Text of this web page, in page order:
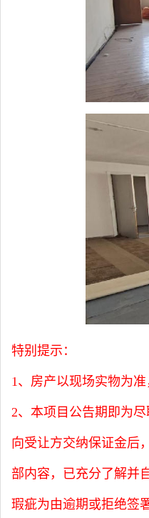
特别提示：
1、 房产以现场实物为
2、 本项目公告期即为
向受让方交纳保证金后
部内容，已充分了解并
瑕疵为由逾期或拒绝签